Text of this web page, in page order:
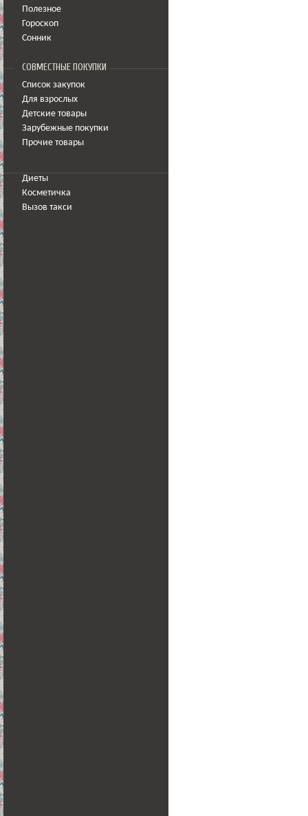
Полезное
Гороскоп
Сонник
СОВМЕСТНЫЕ ПОКУПКИ
Список закупок
Для взрослых
Детские товары
Зарубежные покупки
Прочие товары
Диеты
Косметичка
Вызов такси